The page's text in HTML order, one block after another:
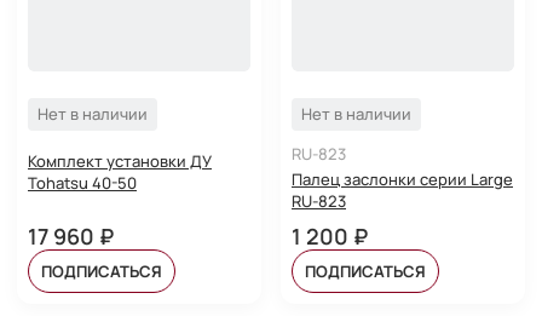
Нет в наличии
Комплект установки ДУ
Tohatsu 40-50
17 960 ₽
ПОДПИСАТЬСЯ
Нет в наличии
RU-823
Палец заслонки серии Large
RU-823
1 200 ₽
ПОДПИСАТЬСЯ